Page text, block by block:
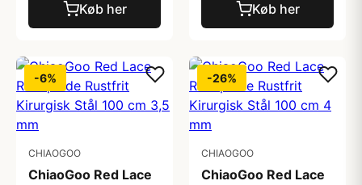
Køb her Køb her
-6%
CHIAOGOO
ChiaoGoo Red Lace
-26%
CHIAOGOO
ChiaoGoo Red Lace